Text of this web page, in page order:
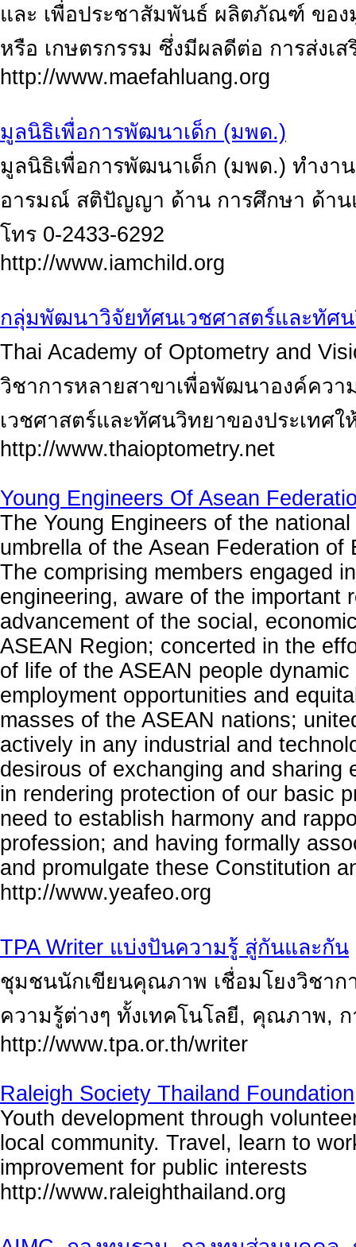
และ เพื่อประชาสัมพันธ์ ผลิตภัณฑ์ ของ
หรือ เกษตรกรรม ซึ่งมีผลดีต่อ การส่ง
http://www.maefahluang.org
มูลนิธิเพื่อการพัฒนาเด็ก (มพด.)
มูลนิธิเพื่อการพัฒนาเด็ก (มพด.) ทำงา
อารมณ์ สติปัญญา ด้าน การศึกษา ด้าน
โทร 0-2433-6292
http://www.iamchild.org
กลุ่มพัฒนาวิจัยทัศนเวชศาสตร์และทัศน
Thai Academy of Optometry and
วิชาการหลายสาขาเพื่อพัฒนาองค์คว
เวชศาสตร์และทัศนวิทยาของประเทศ
http://www.thaioptometry.net
Young Engineers Of Asean
The Young Engineers of the
umbrella of the Asean Federation
The comprising members engaged
engineering, aware of the important
advancement of the social,
ASEAN Region; concerted in the
of life of the ASEAN people
employment opportunities and
masses of the ASEAN nations;
actively in any industrial and
desirous of exchanging and sharing
in rendering protection of our basic
need to establish harmony and
profession; and having formally
and promulgate these Constitution
http://www.yeafeo.org
TPA Writer แบ่งปันความรู้ สู่กันและกัน
ชุมชนนักเขียนคุณภาพ เชื่อมโยงวิชาก
ความรู้ต่างๆ ทั้งเทคโนโลยี, คุณภาพ,
http://www.tpa.or.th/writer
Raleigh Society Thailand Foundation
Youth development through
local community. Travel, learn to
improvement for public interests
http://www.raleighthailand.org